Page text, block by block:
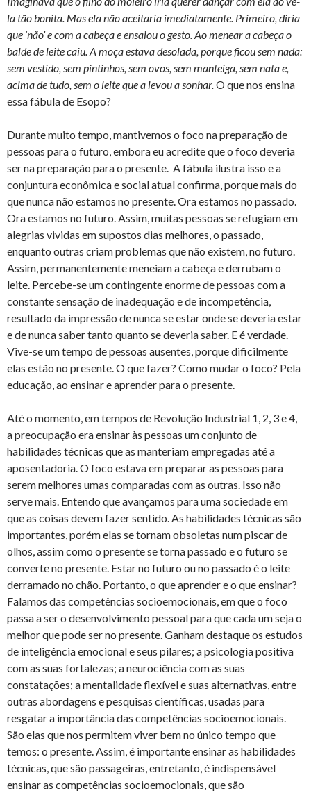
la tão bonita. Mas ela não aceitaria imediatamente. Primeiro, diria
que ‘não’ e com a cabeça e ensaiou o gesto. Ao menear a cabeça o
balde de leite caiu. A moça estava desolada, porque ficou sem nada:
sem vestido, sem pintinhos, sem ovos, sem manteiga, sem nata e,
acima de tudo, sem o leite que a levou a sonhar.O que nos ensina
essa fábula de Esopo?
Durante muito tempo, mantivemos o foco na preparação de
pessoas para o futuro, embora eu acredite que o foco deveria
ser na preparação para o presente. A fábula ilustra isso e a
conjuntura econômica e social atual confirma, porque mais do
que nunca não estamos no presente. Ora estamos no passado.
Ora estamos no futuro. Assim, muitas pessoas se refugiam em
alegrias vividas em supostos dias melhores, o passado,
enquanto outras criam problemas que não existem, no futuro.
Assim, permanentemente meneiam a cabeça e derrubam o
leite. Percebe-se um contingente enorme de pessoas com a
constante sensação de inadequação e de incompetência,
resultado da impressão de nunca se estar onde se deveria estar
e de nunca saber tanto quanto se deveria saber. E é verdade.
Vive-se um tempo de pessoas ausentes, porque dificilmente
elas estão no presente. O que fazer? Como mudar o foco? Pela
educação, ao ensinar e aprender para o presente.
Até o momento, em tempos de Revolução Industrial 1, 2, 3 e 4,
a preocupação era ensinar às pessoas um conjunto de
habilidades técnicas que as manteriam empregadas até a
aposentadoria. O foco estava em preparar as pessoas para
serem melhores umas comparadas com as outras. Isso não
serve mais. Entendo que avançamos para uma sociedade em
que as coisas devem fazer sentido. As habilidades técnicas são
importantes, porém elas se tornam obsoletas num piscar de
olhos, assim como o presente se torna passado e o futuro se
converte no presente. Estar no futuro ou no passado é o leite
derramado no chão. Portanto, o que aprender e o que ensinar?
Falamos das competências socioemocionais, em que o foco
passa a ser o desenvolvimento pessoal para que cada um seja o
melhor que pode ser no presente. Ganham destaque os estudos
de inteligência emocional e seus pilares; a psicologia positiva
com as suas fortalezas; a neurociência com as suas
constatações; a mentalidade flexível e suas alternativas, entre
outras abordagens e pesquisas científicas, usadas para
resgatar a importância das competências socioemocionais.
São elas que nos permitem viver bem no único tempo que
temos: o presente. Assim, é importante ensinar as habilidades
técnicas, que são passageiras, entretanto, é indispensável
ensinar as competências socioemocionais, que são